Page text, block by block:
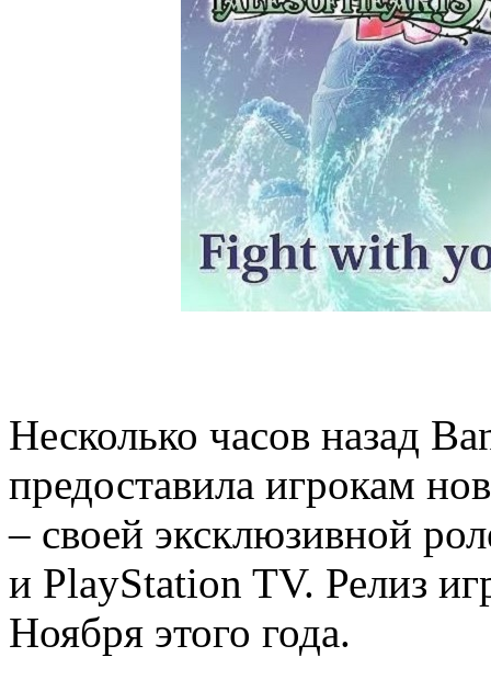
Несколько часов назад
предоставила игрокам
– своей эксклюзивной
и PlayStation TV. Релиз
Ноября этого года.